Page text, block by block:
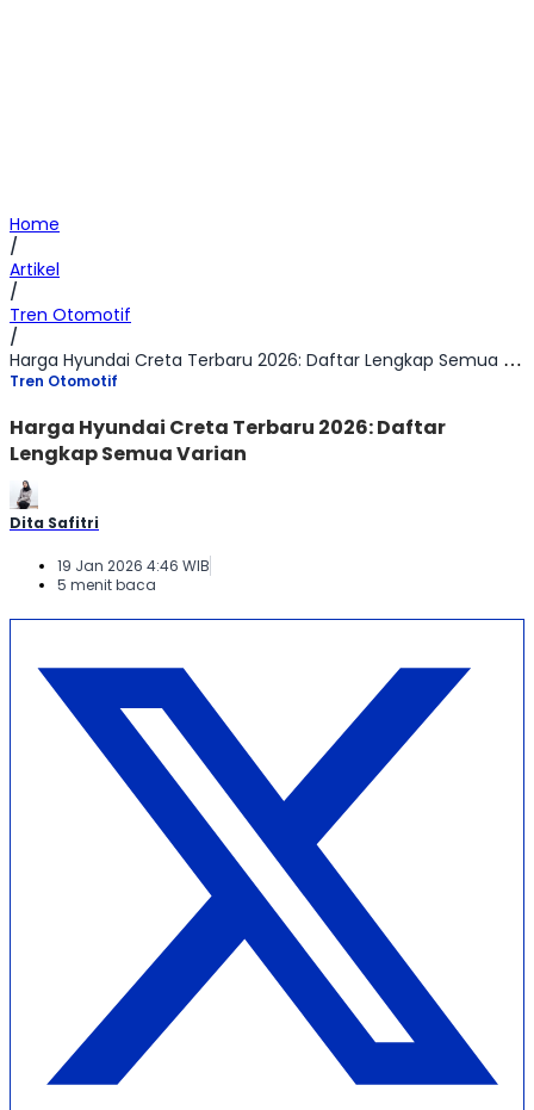
Home
/
Artikel
/
Tren Otomotif
/
Harga Hyundai Creta Terbaru 2026: Daftar Lengkap Semua Varian
Tren Otomotif
Harga Hyundai Creta Terbaru 2026: Daftar
Lengkap Semua Varian
Dita Safitri
19 Jan 2026 4:46 WIB
5 menit baca